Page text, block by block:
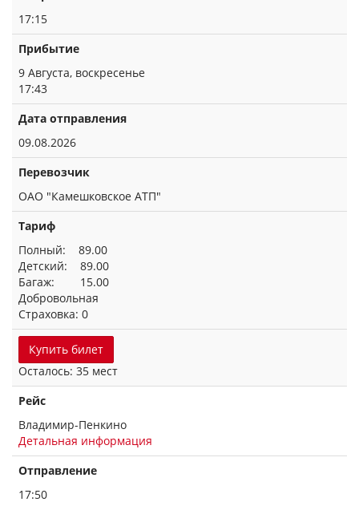
17:15
Прибытие
9 Августа, воскресенье
17:43
Дата отправления
09.08.2026
Перевозчик
ОАО "Камешковское АТП"
Тариф
Полный: 89.00
Детский: 89.00
Багаж: 15.00
Добровольная
Страховка: 0
Купить билет
Осталось: 35 мест
Рейс
Владимир-Пенкино
Детальная информация
Отправление
17:50